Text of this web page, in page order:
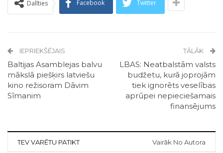
Dalīties Facebook Twitter
IEPRIEKŠĒJAIS
Baltijas Asamblejas balvu
mākslā piešķirs latviešu
kino režisoram Dāvim
Sīmanim
TĀLĀK
LBAS: Neatbalstām valsts
budžetu, kurā joprojām
tiek ignorēts veselības
aprūpei nepieciešamais
finansējums
TEV VARĒTU PATIKT Vairāk No Autora